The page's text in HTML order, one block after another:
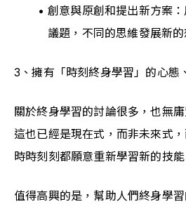
創意與原創和提出新方案
議題，不同的思維發展新的
3、擁有「時刻終身學習」的心態
關於終身學習的討論很多，也無
這也已經是現在式，而非未來式
時時刻刻都願意重新學習新的技能
值得高興的是，幫助人們終身學